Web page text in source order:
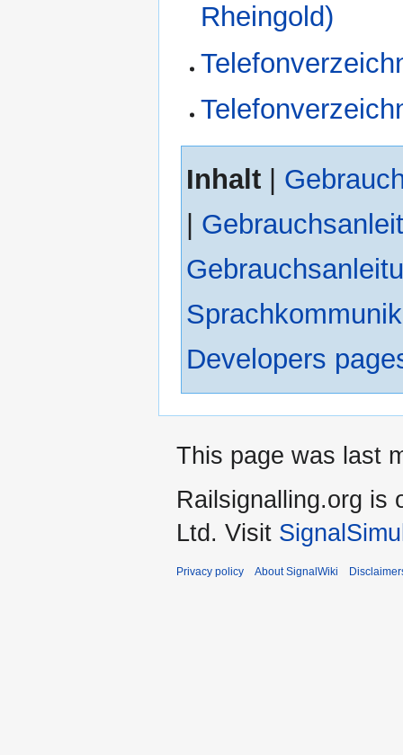
Rheingold)
Inhalt
Developers
This page was last
Railsignalling.org is
Ltd. Visit
Privacy policy About SignalWiki